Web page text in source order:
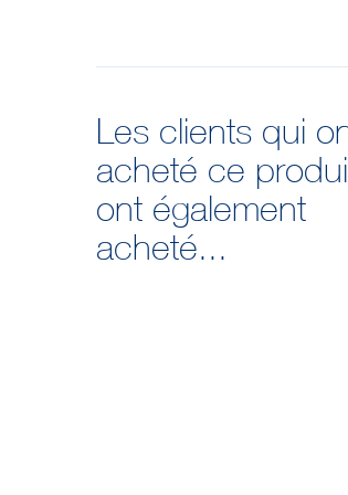
Les clients qui
acheté ce
ont également
acheté...